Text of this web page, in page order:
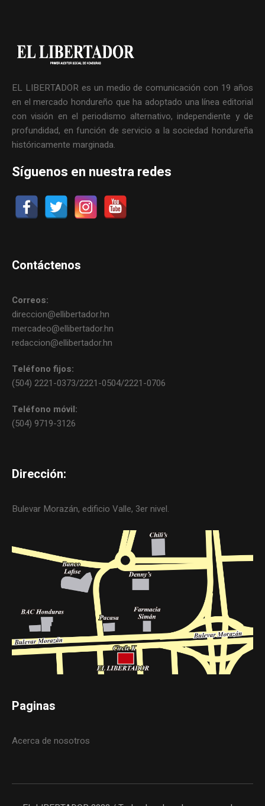
EL LIBERTADOR es un medio de comunicación con 19 años
en el mercado hondureño que ha adoptado una línea editorial
con visión en el periodismo alternativo, independiente y de
profundidad, en función de servicio a la sociedad hondureña
históricamente marginada.
Síguenos en nuestra redes
Contáctenos
Correos:
direccion@ellibertador.hn
mercadeo@ellibertador.hn
redaccion@ellibertador.hn
Teléfono fijos:
(504) 2221-0373/2221-0504/2221-0706
Teléfono móvil:
(504) 9719-3126
Dirección:
Bulevar Morazán, edificio Valle, 3er nivel.
Paginas
Acerca de nosotros